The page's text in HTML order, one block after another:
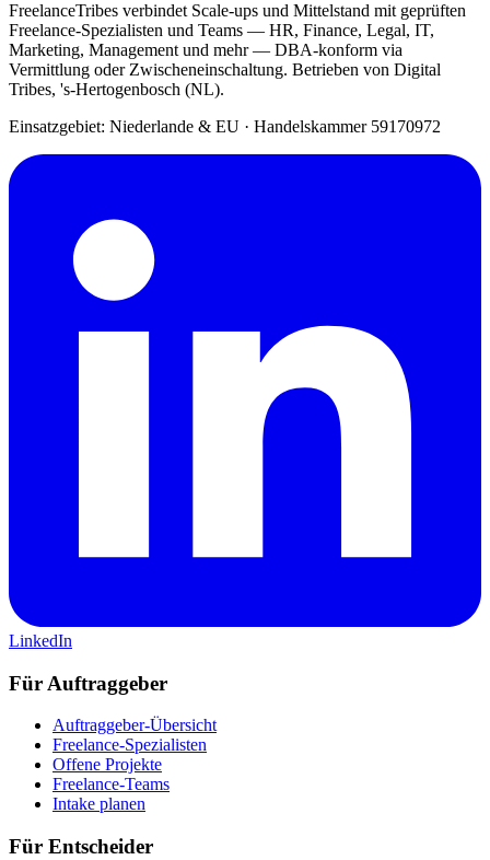
FreelanceTribes verbindet Scale-ups und Mittelstand mit geprüften
Freelance-Spezialisten und Teams — HR, Finance, Legal, IT,
Marketing, Management und mehr — DBA-konform via
Vermittlung oder Zwischeneinschaltung. Betrieben von Digital
Tribes, 's-Hertogenbosch (NL).
Einsatzgebiet: Niederlande & EU · Handelskammer 59170972
LinkedIn
Für Auftraggeber
Auftraggeber-Übersicht
Freelance-Spezialisten
Offene Projekte
Freelance-Teams
Intake planen
Für Entscheider